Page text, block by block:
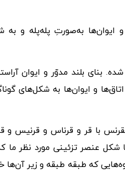
به‌صورتِ پله‌پله و به
بنای بلند مدوّر و ایوان
و ایوان‌ها به شکل‌های
با قر و قرناس و قرنیس و
عنصر تزئینی مورد نظر ما
که طبقه طبقه و زیر آن‌ها